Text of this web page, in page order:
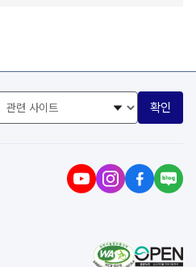
확인